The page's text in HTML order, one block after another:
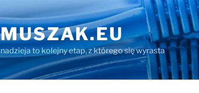
MUSZAK.EU
nadzieja to kolejny etap, z którego się wyrasta